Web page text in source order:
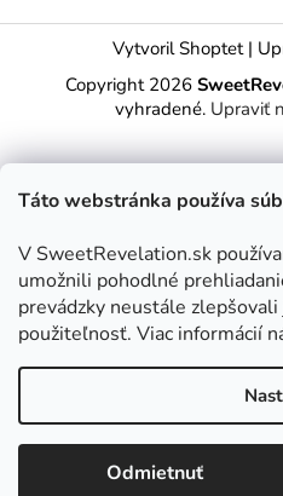
Táto webstránka používa
V SweetRevelation.sk
umožnili pohodlné
prevádzky neustále
použiteľnosť. Viac informácií
Odmietnuť
Vytvoril Shoptet |
Copyright 2026
vyhradené. Upraviť